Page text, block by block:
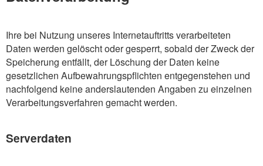
Ihre bei Nutzung unseres Internetauftritts verarbeiteten
Daten werden gelöscht oder gesperrt, sobald der Zweck der
Speicherung entfällt, der Löschung der Daten keine
gesetzlichen Aufbewahrungspflichten entgegenstehen und
nachfolgend keine anderslautenden Angaben zu einzelnen
Verarbeitungsverfahren gemacht werden.
Serverdaten